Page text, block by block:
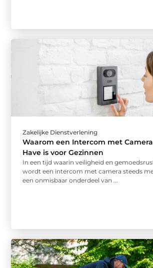
Zakelijke Dienstverlening
Waarom een Intercom met
Have is voor Gezinnen
In een tijd waarin veiligheid en
wordt een intercom met camera steeds
een onmisbaar onderdeel van ...